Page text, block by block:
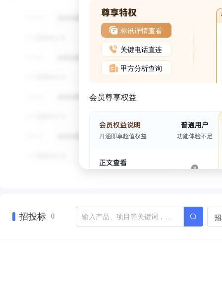
标讯详情查看
关键电话直连
甲方分析查询
会员尊享权益
招投标 0